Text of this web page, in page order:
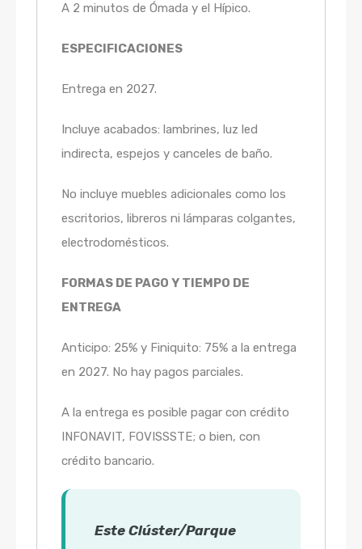
A 2 minutos de Ómada y el Hípico.
ESPECIFICACIONES
Entrega en 2027.
Incluye acabados: lambrines, luz led
indirecta, espejos y canceles de baño.
No incluye muebles adicionales como los
escritorios, libreros ni lámparas colgantes,
electrodomésticos.
FORMAS DE PAGO Y TIEMPO DE
ENTREGA
Anticipo: 25% y Finiquito: 75% a la entrega
en 2027. No hay pagos parciales.
A la entrega es posible pagar con crédito
INFONAVIT, FOVISSSTE; o bien, con
crédito bancario.
Este Clúster/Parque